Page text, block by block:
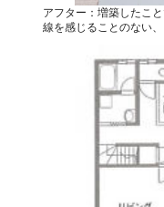
アフター：増築したこ
線を感じることのない